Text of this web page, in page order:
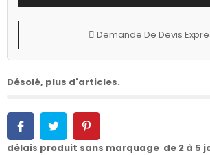
Demande De Devis
Désolé, plus d'articles.
délais produit sans marquage de 2 à 5